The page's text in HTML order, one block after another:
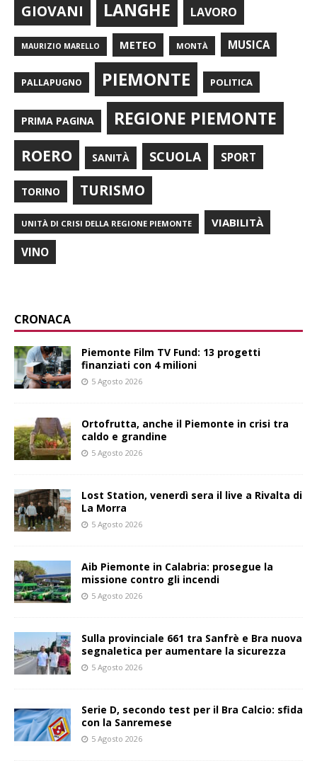
GIOVANI LANGHE LAVORO
MAURIZIO MARELLO METEO MONTÀ MUSICA
PALLAPUGNO PIEMONTE POLITICA
PRIMA PAGINA REGIONE PIEMONTE
ROERO SANITÀ SCUOLA SPORT
TORINO TURISMO
UNITÀ DI CRISI DELLA REGIONE PIEMONTE VIABILITÀ
VINO
CRONACA
Piemonte Film TV Fund: 13 progetti
finanziati con 4 milioni
5 Agosto 2026
Ortofrutta, anche il Piemonte in crisi tra
caldo e grandine
5 Agosto 2026
Lost Station, venerdì sera il live a Rivalta di
La Morra
5 Agosto 2026
Aib Piemonte in Calabria: prosegue la
missione contro gli incendi
5 Agosto 2026
Sulla provinciale 661 tra Sanfrè e Bra nuova
segnaletica per aumentare la sicurezza
5 Agosto 2026
Serie D, secondo test per il Bra Calcio: sfida
con la Sanremese
5 Agosto 2026